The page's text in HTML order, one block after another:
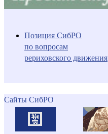
Позиция СибРО
по вопросам
рериховского движения
Сайты СибРО